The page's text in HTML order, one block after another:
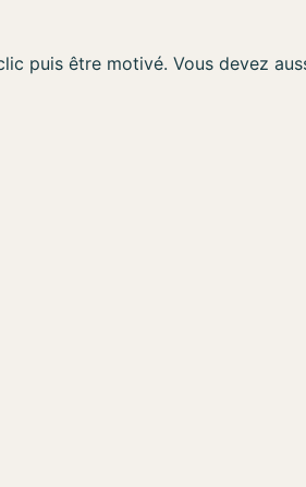
puis être motivé. Vous devez